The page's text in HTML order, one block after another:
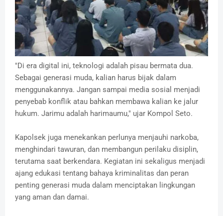
"Di era digital ini, teknologi adalah pisau bermata dua.
Sebagai generasi muda, kalian harus bijak dalam
menggunakannya. Jangan sampai media sosial menjadi
penyebab konflik atau bahkan membawa kalian ke jalur
hukum. Jarimu adalah harimaumu," ujar Kompol Seto.
Kapolsek juga menekankan perlunya menjauhi narkoba,
menghindari tawuran, dan membangun perilaku disiplin,
terutama saat berkendara. Kegiatan ini sekaligus menjadi
ajang edukasi tentang bahaya kriminalitas dan peran
penting generasi muda dalam menciptakan lingkungan
yang aman dan damai.